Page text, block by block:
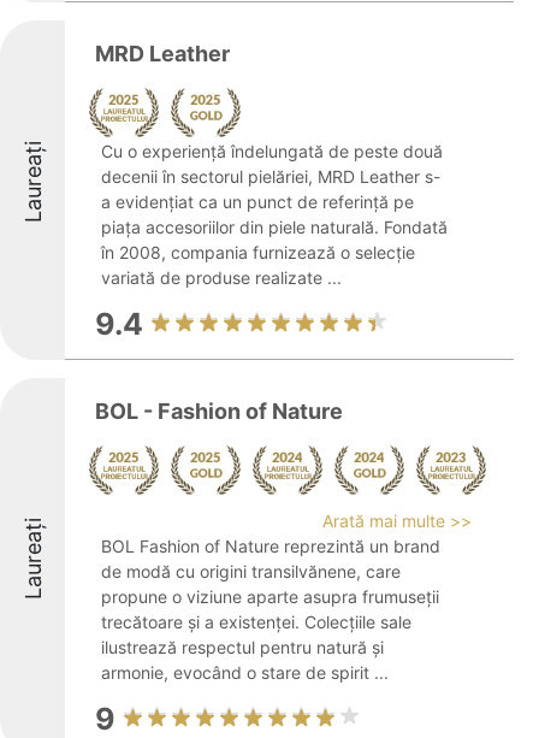
Laureați
MRD Leather
Cu o experiență îndelungată de peste două
decenii în sectorul pielăriei, MRD Leather s-
a evidențiat ca un punct de referință pe
piața accesoriilor din piele naturală. Fondată
în 2008, compania furnizează o selecție
variată de produse realizate ...
9.4
Laureați
BOL - Fashion of Nature
Arată mai multe >>
BOL Fashion of Nature reprezintă un brand
de modă cu origini transilvănene, care
propune o viziune aparte asupra frumuseții
trecătoare și a existenței. Colecțiile sale
ilustrează respectul pentru natură și
armonie, evocând o stare de spirit ...
9